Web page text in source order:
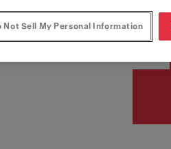
Not Sell My Personal Information